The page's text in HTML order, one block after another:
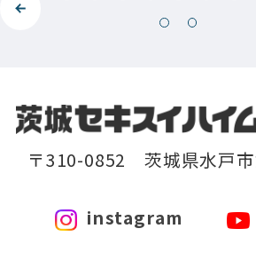
〒310-0852 茨城県水戸
instagram